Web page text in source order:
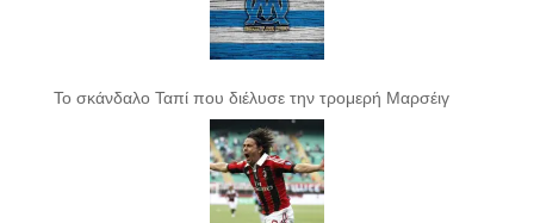
Το σκάνδαλο Ταπί που διέλυσε την τρομερή Μαρσέιγ